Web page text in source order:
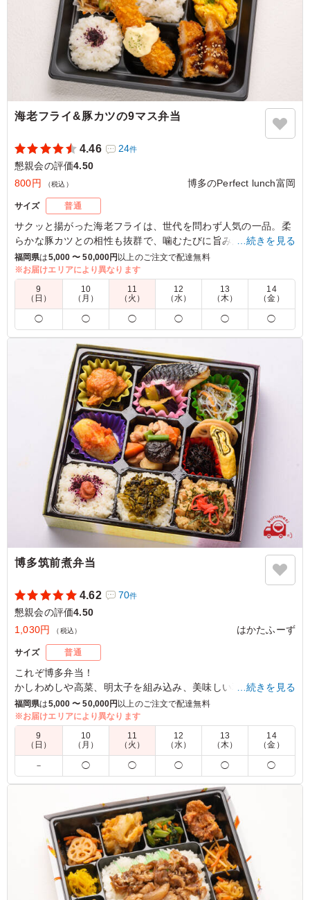
海老フライ&豚カツの9マス弁当
4.46 24件
懇親会の評価4.50
800円
（税込） 博多のPerfect lunch富岡
サイズ 普通
サクッと揚がった海老フライは、世代を問わず人気の一品。柔
らかな豚カツとの相性も抜群で、噛むたびに旨みが広がりま
す。日替わりのサラダや煮物、2種の副菜で彩り豊かに仕上げ
ており、ランチや特別な日のひとときにぴったりです。
4.0 南ヶ丘保育園
エビフライと豚カツで人気でした。
ご利用シーン：懇親会›懇親会
福岡県大野城市牛頸2026/06/01
…続きを見る
福岡県は5,000 〜 50,000円 以上のご注文で配達無料
※お届けエリアにより異なります
9
（日）
10
（月）
11
（火）
12
（水）
13
（木）
14
（金）
◯ ◯ ◯ ◯ ◯ ◯
博多筑前煮弁当
4.62 70件
懇親会の評価4.50
1,030円
（税込） はかたふーず
サイズ 普通
これぞ博多弁当！
かしわめしや高菜、明太子を組み込み、美味しい和食を9マス
に散りばめました。
4.5 家庭倫理の会 福岡市
おかずの味付けが丁度良いですね。暖かいおかずではない
のに、全然不満ではなくお弁当のおかずとしては、めっち
ゃ良いのではと思いました。あと種類の多さがいいです
ね。できれば、おかずパターン違いの「博多筑前煮弁当タ
イプ2」などがあれば面白い。
ご利用シーン：懇親会›懇親会
福岡県福岡市博多区博多駅前2025/08/25
…続きを見る
福岡県は5,000 〜 50,000円以上のご注文で配達無料
※お届けエリアにより異なります
9
（日）
10
（月）
11
（火）
12
（水）
13
（木）
14
（金）
－ ◯ ◯ ◯ ◯ ◯